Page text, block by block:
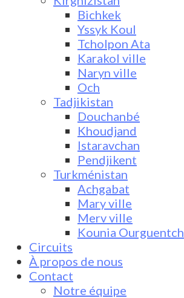
Bichkek
Yssyk Koul
Tcholpon Ata
Karakol ville
Naryn ville
Och
Tadjikistan
Douchanbé
Khoudjand
Istaravchan
Pendjikent
Turkménistan
Achgabat
Mary ville
Merv ville
Kounia Ourguentch
Circuits
À propos de nous
Contact
Notre équipe